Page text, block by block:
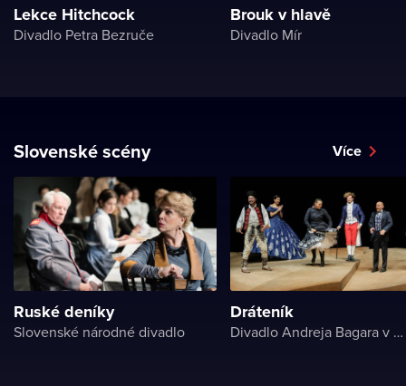
Lekce Hitchcock
Divadlo Petra Bezruče
Brouk v hlavě
Divadlo Mír
Slovenské scény Více
Ruské deníky
Slovenské národné divadlo
Dráteník
Divadlo Andreja Bagara v Nitre